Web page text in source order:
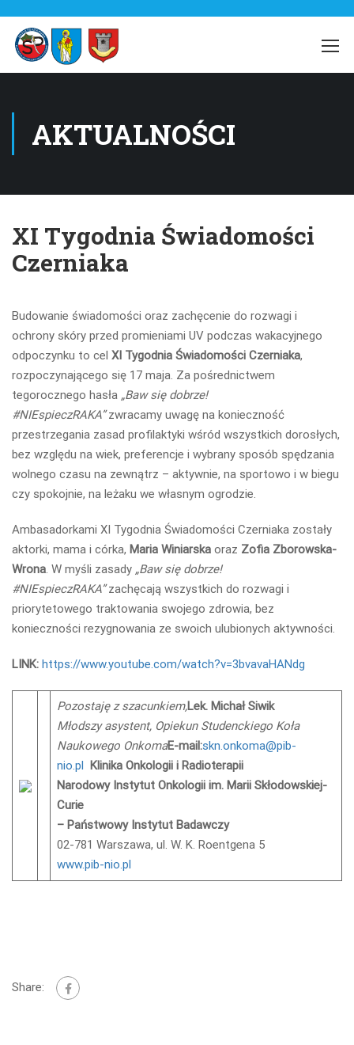
AKTUALNOŚCI
XI Tygodnia Świadomości
Czerniaka
Budowanie świadomości oraz zachęcenie do rozwagi i
ochrony skóry przed promieniami UV podczas wakacyjnego
odpoczynku to cel XI Tygodnia Świadomości Czerniaka,
rozpoczynającego się 17 maja. Za pośrednictwem
tegorocznego hasła „Baw się dobrze!
#NIEspieczRAKA”zwracamy uwagę na konieczność
przestrzegania zasad profilaktyki wśród wszystkich dorosłych,
bez względu na wiek, preferencje i wybrany sposób spędzania
wolnego czasu na zewnątrz – aktywnie, na sportowo i w biegu
czy spokojnie, na leżaku we własnym ogrodzie.
Ambasadorkami XI Tygodnia Świadomości Czerniaka zostały
aktorki, mama i córka, Maria Winiarska oraz Zofia Zborowska-
Wrona. W myśli zasady „Baw się dobrze!
#NIEspieczRAKA”zachęcają wszystkich do rozwagi i
priorytetowego traktowania swojego zdrowia, bez
konieczności rezygnowania ze swoich ulubionych aktywności.
LINK: https://www.youtube.com/watch?v=3bvavaHANdg
Pozostaję z szacunkiem,Lek. Michał Siwik
Młodszy asystent, Opiekun Studenckiego Koła
Naukowego OnkomaE-mail:skn.onkoma@pib-
nio.pl Klinika Onkologii i Radioterapii
Narodowy Instytut Onkologii im. Marii Skłodowskiej-
Curie
– Państwowy Instytut Badawczy
02-781 Warszawa, ul. W. K. Roentgena 5
www.pib-nio.pl
Share: